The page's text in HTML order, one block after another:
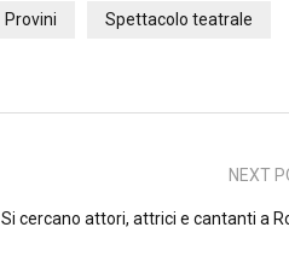
Provini
Spettacolo teatrale
NEXT
Si cercano attori, attrici e cantanti a